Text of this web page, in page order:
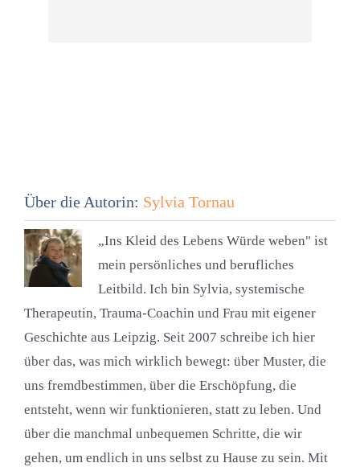
Über die Autorin: Sylvia Tornau
„Ins Kleid des Lebens Würde weben" ist
mein persönliches und berufliches
Leitbild. Ich bin Sylvia, systemische
Therapeutin, Trauma-Coachin und Frau mit eigener
Geschichte aus Leipzig. Seit 2007 schreibe ich hier
über das, was mich wirklich bewegt: über Muster, die
uns fremdbestimmen, über die Erschöpfung, die
entsteht, wenn wir funktionieren, statt zu leben. Und
über die manchmal unbequemen Schritte, die wir
gehen, um endlich in uns selbst zu Hause zu sein. Mit